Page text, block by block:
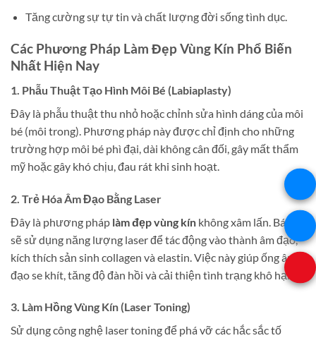
Tăng cường sự tự tin và chất lượng đời sống tình dục.
Các Phương Pháp Làm Đẹp Vùng Kín Phổ Biến
Nhất Hiện Nay
1. Phẫu Thuật Tạo Hình Môi Bé (Labiaplasty)
Đây là phẫu thuật thu nhỏ hoặc chỉnh sửa hình dáng của môi
bé (môi trong). Phương pháp này được chỉ định cho những
trường hợp môi bé phì đại, dài không cân đối, gây mất thẩm
mỹ hoặc gây khó chịu, đau rát khi sinh hoạt.
2. Trẻ Hóa Âm Đạo Bằng Laser
Đây là phương pháp làm đẹp vùng kín không xâm lấn. Bác sĩ
sẽ sử dụng năng lượng laser để tác động vào thành âm đạo,
kích thích sản sinh collagen và elastin. Việc này giúp ống âm
đạo se khít, tăng độ đàn hồi và cải thiện tình trạng khô hạn.
3. Làm Hồng Vùng Kín (Laser Toning)
Sử dụng công nghệ laser toning để phá vỡ các hắc sắc tố